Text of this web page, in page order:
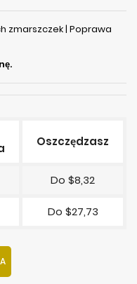
zmarszczek | Poprawa
Oszczędzasz
Do $8,32
Do $27,73